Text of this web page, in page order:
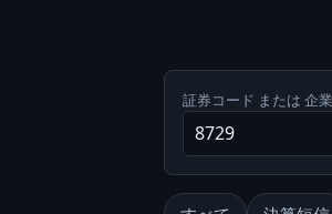
証券コード または 企